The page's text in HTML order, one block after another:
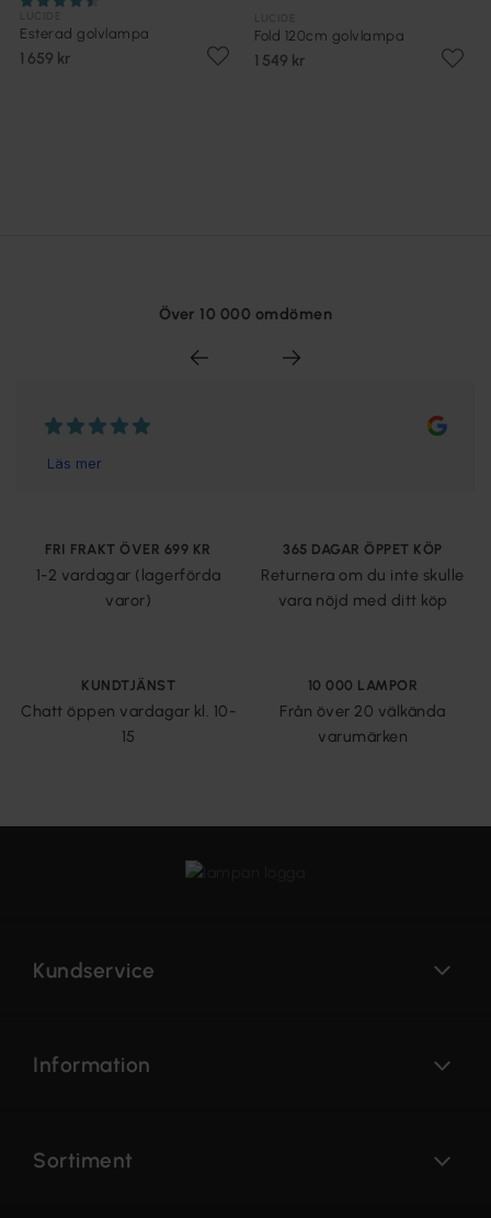
Esterad golvlampa
1 659 kr
Fold 120cm golvlampa
1 549 kr
Över 10 000 omdömen
FRI FRAKT ÖVER 699 KR
1-2 vardagar (lagerförda
varor)
365 DAGAR ÖPPET KÖP
Returnera om du inte skulle
vara nöjd med ditt köp
KUNDTJÄNST
Chatt öppen vardagar kl. 10-
15
10 000 LAMPOR
Från över 20 välkända
varumärken
Kundservice
Information
Sortiment